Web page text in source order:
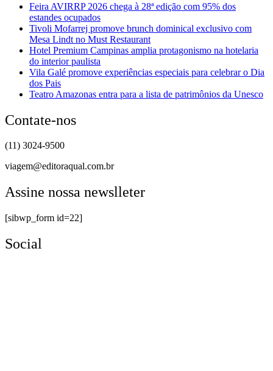
Feira AVIRRP 2026 chega à 28ª edição com 95% dos
estandes ocupados
Tivoli Mofarrej promove brunch dominical exclusivo com
Mesa Lindt no Must Restaurant
Hotel Premium Campinas amplia protagonismo na hotelaria
do interior paulista
Vila Galé promove experiências especiais para celebrar o Dia
dos Pais
Teatro Amazonas entra para a lista de patrimônios da Unesco
Contate-nos
(11) 3024-9500
viagem@editoraqual.com.br
Assine nossa newslleter
[sibwp_form id=22]
Social